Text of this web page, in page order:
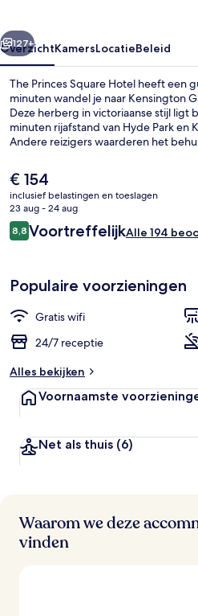
Volgende
127+
OverzichtKamersLocatieBeleid
The Princes Square Hotel heeft een
minuten wandel je naar Kensington
Deze herberg in victoriaanse stijl ligt
minuten rijafstand van Hyde Park en
Andere reizigers waarderen het
het is 4 minuten lopen naar
minuten naar Queensway
De
huidige
prijs
is
€ 154
€ 154
inclusief belastingen en toeslagen
23 aug - 24 aug
Beoordelingen
8,88,8 op 10 –
VoortreffelijkAlle 194
Populaire voorzieningen
Gratis wifi
24/7 receptie
Alles bekijken
Voornaamste
Net als thuis (6)
Waarom we deze
vinden